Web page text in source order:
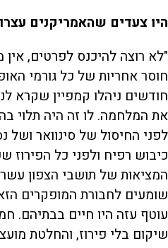
היו צעדים שהאמריקנים
"לא רוצה להיכנס לפרטים, אין
חוסר אחריות של כל גורמי
חודשים ניהלו קמפיין שקרא
את המלחמה. לו זה היה תלוי
לפני החיסול של סינוואר ושל
כיבוש רפיח ולפני כל
המציאות של תושבי הצפון
שומעים לחבורת המופקרים
עוטף עזה היו חיים בבתיהם.
שיקום בלי פירוז, והחלטת